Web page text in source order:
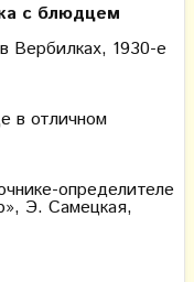
с блюдцем
Вербилках, 1930-е
в отличном
определителе
Э. Самецкая,